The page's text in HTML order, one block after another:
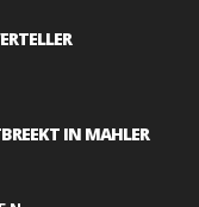
IN MAHLER